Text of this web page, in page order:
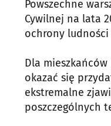
Powszechne
Cywilnej na lata
ochrony
Dla
okazać się
ekstremalne
poszczególnych